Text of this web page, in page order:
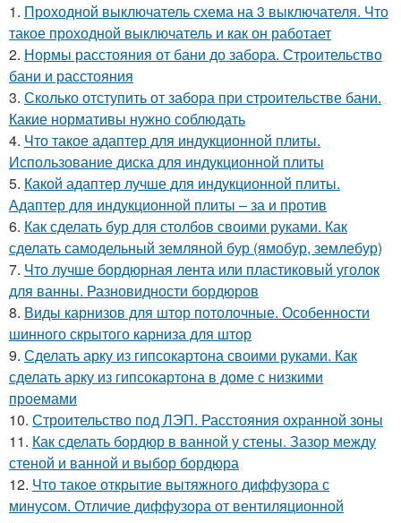
1. Проходной выключатель схема на 3 выключателя. Что
такое проходной выключатель и как он работает
2. Нормы расстояния от бани до забора. Строительство
бани и расстояния
3. Сколько отступить от забора при строительстве бани.
Какие нормативы нужно соблюдать
4. Что такое адаптер для индукционной плиты.
Использование диска для индукционной плиты
5. Какой адаптер лучше для индукционной плиты.
Адаптер для индукционной плиты – за и против
6. Как сделать бур для столбов своими руками. Как
сделать самодельный земляной бур (ямобур, землебур)
7. Что лучше бордюрная лента или пластиковый уголок
для ванны. Разновидности бордюров
8. Виды карнизов для штор потолочные. Особенности
шинного скрытого карниза для штор
9. Сделать арку из гипсокартона своими руками. Как
сделать арку из гипсокартона в доме с низкими
проемами
10. Строительство под ЛЭП. Расстояния охранной зоны
11. Как сделать бордюр в ванной у стены. Зазор между
стеной и ванной и выбор бордюра
12. Что такое открытие вытяжного диффузора с
минусом. Отличие диффузора от вентиляционной